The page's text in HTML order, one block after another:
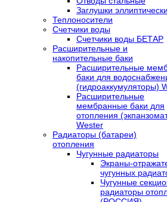
Заглушки
Теплоносители
Счетчики воды
Счетчики воды БЕТАР
Расширительные и
накопительные баки
Расширительные
баки для
(гидроаккумуляторы)
Расширительные
мембранные баки для
отопления
Wester
Радиаторы (батареи)
отопления
Чугунные радиаторы
Экраны-
чугунных
Чугунные
радиаторы